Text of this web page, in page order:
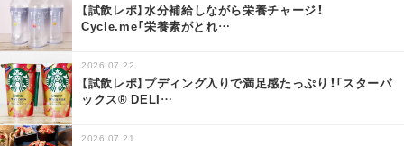
【試飲レポ】水分補給しながら栄養チャージ！
Cycle.me「栄養素がとれ…
2026.07.22
【試飲レポ】プディング入りで満足感たっぷり！「スターバ
ックス® DELI…
2026.07.21